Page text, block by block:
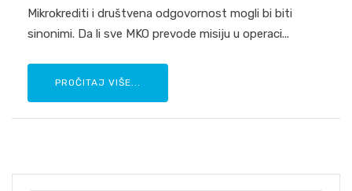
Mikrokrediti i društvena odgovornost mogli bi biti
sinonimi. Da li sve MKO prevode misiju u operaci...
PROČITAJ VIŠE...